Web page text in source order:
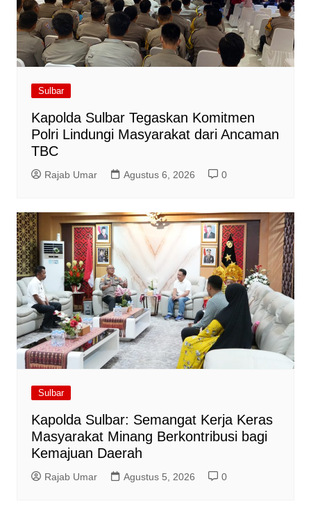
Sulbar
Kapolda Sulbar Tegaskan Komitmen
Polri Lindungi Masyarakat dari Ancaman
TBC
Rajab Umar Agustus 6, 2026 0
Sulbar
Kapolda Sulbar: Semangat Kerja Keras
Masyarakat Minang Berkontribusi bagi
Kemajuan Daerah
Rajab Umar Agustus 5, 2026 0